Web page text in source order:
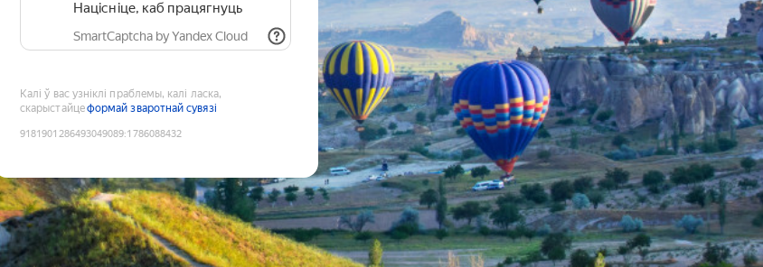
Націсніце, каб працягнуць
SmartCaptcha by Yandex Cloud
Калі ў вас узніклі праблемы, калі ласка,
скарыстайцеформай зваротнай сувязі
9181901286493049089:1786088432